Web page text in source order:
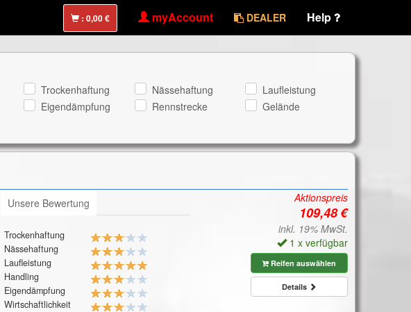
: myAccount DEALER Help
Trockenhaftung Nässehaftung
Laufleistung
Eigendämpfung Rennstrecke
Gelände
Unsere Bewertung
Trockenhaftung
Nässehaftung
Laufleistung
Handling
Eigendämpfung
Wirtschaftlichkeit
Aktionspreis
inkl. 19% MwSt.
1 x verfügbar
Reifen auswählen
Details